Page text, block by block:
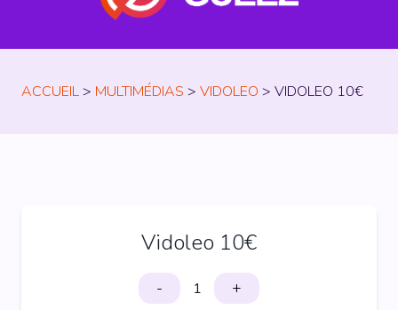
ACCUEIL> MULTIMÉDIAS > VIDOLEO > VIDOLEO 10€
Vidoleo 10€
- +